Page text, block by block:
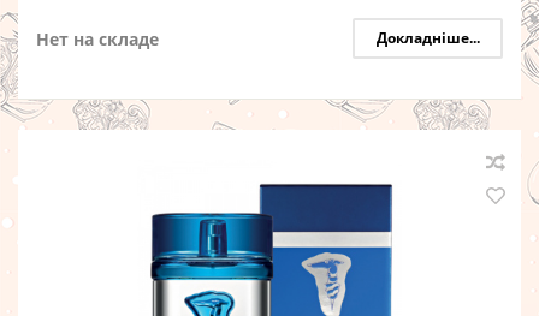
Нет на складе Докладніше...